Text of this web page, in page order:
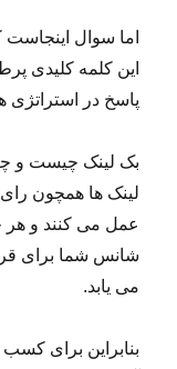
اما سوال
این کلمه کلیدی
پاسخ در
بک لینک چیست و
لینک ها همچون
عمل می کنند و هر
شانس شما برای
می یابد.
بنابراین برای